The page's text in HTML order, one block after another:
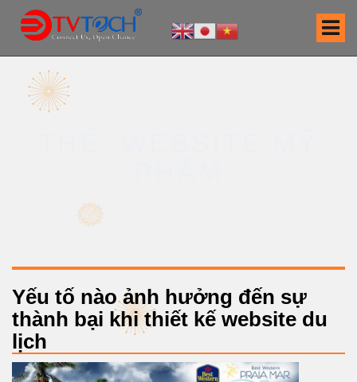
Yếu tố nào ảnh hưởng đến sự
thành bại khi thiết kế website du
lịch